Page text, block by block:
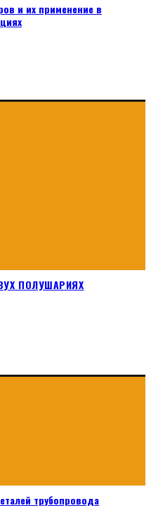
и их применение в
ПОЛУШАРИЯХ
трубопровода